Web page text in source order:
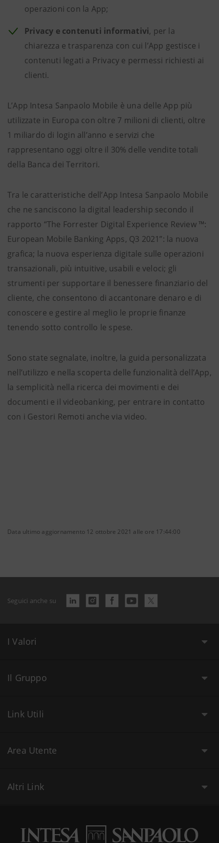
operazioni con la App;
Privacy e contenuti informativi, per la
chiarezza e trasparenza con cui l’App gestisce i
contenuti legati a Privacy e permessi richiesti ai
clienti.
L’App Intesa Sanpaolo Mobile è una delle App più
utilizzate in Europa con oltre 7 milioni di clienti, oltre
1 miliardo di login all’anno e servizi che
rappresentano oggi oltre il 30% delle vendite totali
della Banca dei Territori.
Tra le caratteristiche dell’App Intesa Sanpaolo Mobile
che ne sanciscono la digital leadership secondo il
rapporto “The Forrester Digital Experience Review ™:
European Mobile Banking Apps, Q3 2021”: la nuova
grafica; la nuova esperienza digitale sulle operazioni
transazionali, più intuitive, usabili e veloci; gli
strumenti per supportare il benessere finanziario del
cliente, che consentono di accantonare denaro e di
conoscere e gestire al meglio le proprie finanze
tenendo sotto controllo le spese.
Sono state segnalate, inoltre, la guida personalizzata
nell’utilizzo e nella scoperta delle funzionalità dell’App,
la semplicità nella ricerca dei movimenti e dei
documenti e il videobanking, per entrare in contatto
con i Gestori Remoti anche via video.
Data ultimo aggiornamento 12 ottobre 2021 alle ore 17:44:00
Seguici anche su
I Valori
Il Gruppo
Link Utili
Area Utente
Altri Link